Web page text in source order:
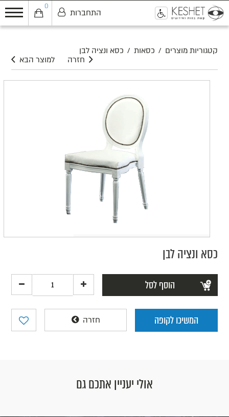
0
התחברות
קטגוריות מוצרים / כסאות / כסא ונציה לבן
למוצר הבא
חזרה
כסא ונציה לבן
הוסף לסל
המשיכו לקופה חזרה
אולי יעניין אתכם גם